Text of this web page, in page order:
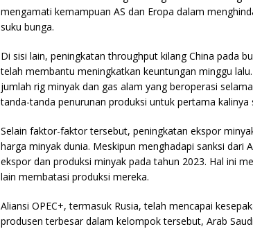
mengamati kemampuan AS dan Eropa dalam
suku bunga.
Di sisi lain, peningkatan throughput kilang China pada
telah membantu meningkatkan keuntungan minggu
jumlah rig minyak dan gas alam yang beroperasi
tanda-tanda penurunan produksi untuk pertama kalinya
Selain faktor-faktor tersebut, peningkatan ekspor
harga minyak dunia. Meskipun menghadapi sanksi dari
ekspor dan produksi minyak pada tahun 2023. Hal ini
lain membatasi produksi mereka.
Aliansi OPEC+, termasuk Rusia, telah mencapai
produsen terbesar dalam kelompok tersebut, Arab